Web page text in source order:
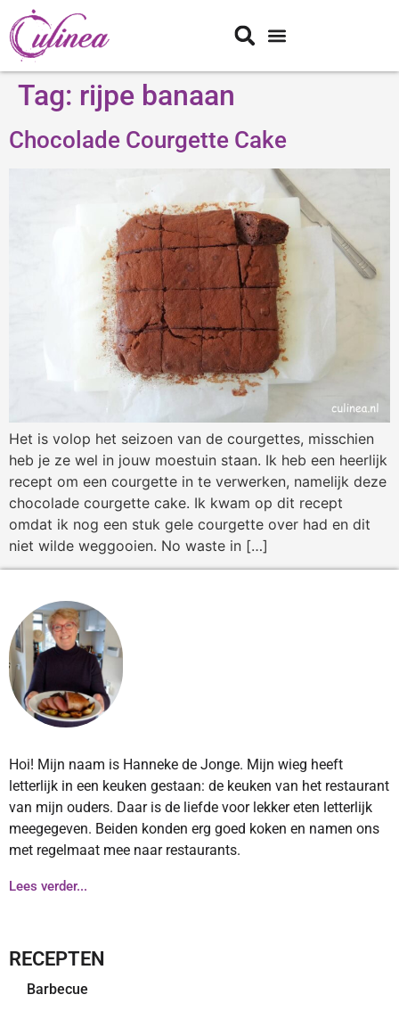
Tag: rijpe banaan
Chocolade Courgette Cake
Het is volop het seizoen van de courgettes, misschien
heb je ze wel in jouw moestuin staan. Ik heb een heerlijk
recept om een courgette in te verwerken, namelijk deze
chocolade courgette cake. Ik kwam op dit recept
omdat ik nog een stuk gele courgette over had en dit
niet wilde weggooien. No waste in […]
Hoi! Mijn naam is Hanneke de Jonge. Mijn wieg heeft
letterlijk in een keuken gestaan: de keuken van het restaurant
van mijn ouders. Daar is de liefde voor lekker eten letterlijk
meegegeven. Beiden konden erg goed koken en namen ons
met regelmaat mee naar restaurants.
Lees verder...
RECEPTEN
Barbecue